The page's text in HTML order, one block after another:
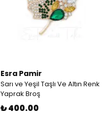
Esra Pamir
Sarı ve Yeşil Taşlı Ve Altın Renk
Yaprak Broş
₺ 400.00